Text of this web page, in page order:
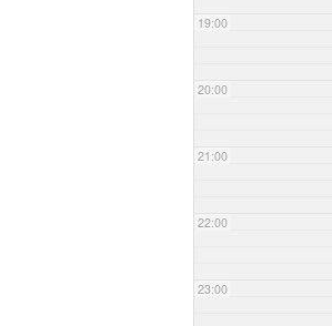
19:00
20:00
21:00
22:00
23:00